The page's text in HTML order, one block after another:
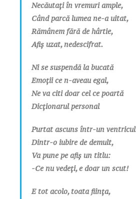
Necăutați în vremuri ample,
Când parcă lumea ne-a uitat,
Rămânem fără de hârtie,
Afiș uzat, nedescifrat.
Ni se suspendă la bucată
Emoții ce n-aveau egal,
Ne va citi doar cel ce poartă
Dicționarul personal
Purtat ascuns într-un ventricul
Dintr-o iubire de demult,
Va pune pe afiș un titlu:
-Ce nu vedeți, e doar un scut!
E tot acolo, toata ființa,